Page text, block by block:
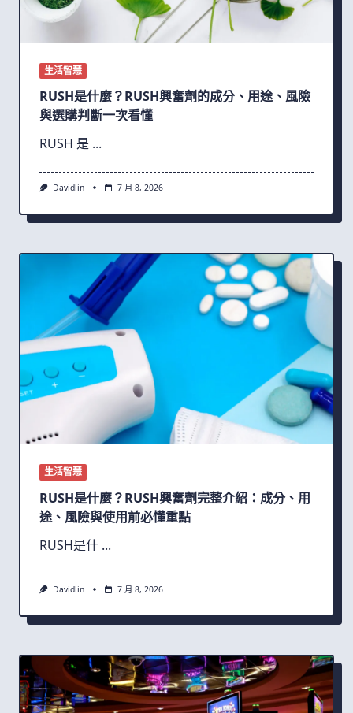
生活智慧
RUSH是什麼？RUSH興奮劑的成分、用途、風險
與選購判斷一次看懂
RUSH 是 ...
Davidlin 7 月 8, 2026
生活智慧
RUSH是什麼？RUSH興奮劑完整介紹：成分、用
途、風險與使用前必懂重點
RUSH是什 ...
Davidlin 7 月 8, 2026